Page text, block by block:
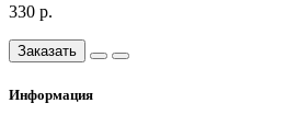
330 р.
Заказать
Информация